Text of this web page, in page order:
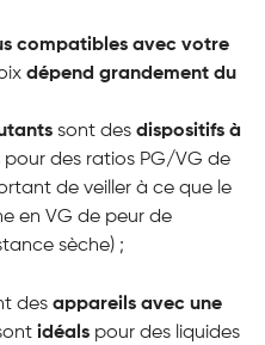
compatibles avec votre
dépend grandement du
sont des dispositifs à
pour des ratios PG/VG de
de veiller à ce que le
en VG de peur de
sèche) ;
des appareils avec une
idéalspour des liquides